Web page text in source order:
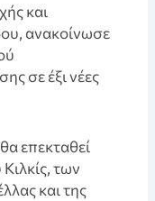
και
ανακοίνωσε
σε έξι νέες
επεκταθεί
των
και της